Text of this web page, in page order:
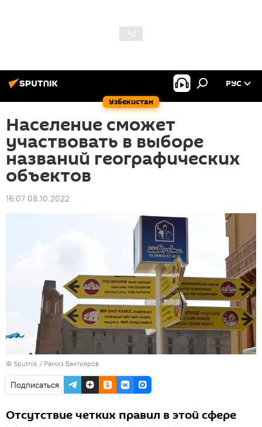
Узбекистан
РУС
Население сможет
участвовать в выборе
названий географических
объектов
16:07 08.10.2022
© Sputnik / Рамиз Бахтияров
Подписаться
Отсутствие четких правил в этой сфере